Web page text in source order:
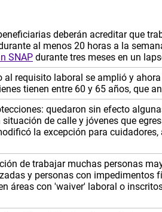
deberán acreditar que
al menos 20 horas a la
SNAP durante tres meses en un
al requisito laboral se amplió y
tienen entre 60 y 65 años, que
quedaron sin efecto
de calle y jóvenes que
la excepción para cuidadores,
de trabajar muchas personas
y personas con impedimentos
áreas con 'waiver' laboral o